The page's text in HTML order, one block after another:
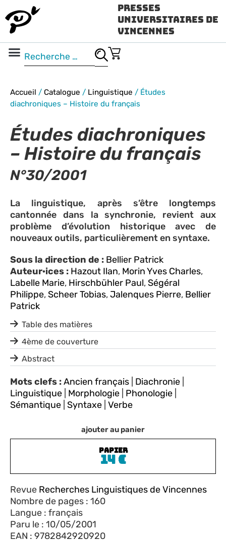
Presses
Universitaires de
Vincennes
Accueil / Catalogue / Linguistique / Études
diachroniques – Histoire du français
ajouter au panier
PAPIER
14€
Revue Recherches Linguistiques de Vincennes
Nombre de pages : 160
Langue : français
Paru le : 10/05/2001
EAN : 9782842920920
Études diachroniques
– Histoire du français
N°30/2001
La linguistique, après s’être longtemps
cantonnée dans la synchronie, revient aux
problème d’évolution historique avec de
nouveaux outils, particulièrement en syntaxe.
Sous la direction de : Bellier Patrick
Auteur·ices : Hazout Ilan, Morin Yves Charles,
Labelle Marie, Hirschbühler Paul,Ségéral
Philippe,Scheer Tobias,Jalenques Pierre, Bellier
Patrick
Table des matières
4ème de couverture
Abstract
Mots clefs :Ancien français Diachronie
Linguistique Morphologie Phonologie
Sémantique Syntaxe Verbe